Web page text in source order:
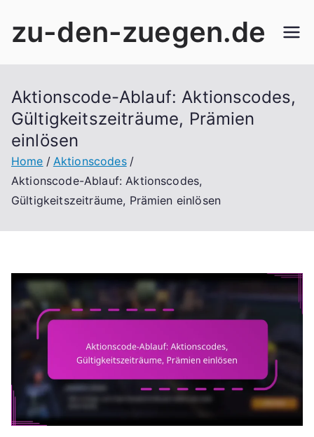
zu-den-zuegen.de
Aktionscode-Ablauf: Aktionscodes,
Gültigkeitszeiträume, Prämien
einlösen
Home
Aktionscodes
Aktionscode-Ablauf: Aktionscodes,
Gültigkeitszeiträume, Prämien einlösen